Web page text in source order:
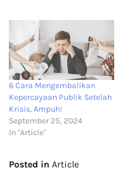
pun menjadi kurang tepat.
Nah, artikel ini akan
membahas lebih lanjut
mengenai apa saja point-
point perbedaan isu dan
krisis. Yuk, simak…
6 Cara Mengembalikan
Kepercayaan Publik Setelah
Krisis, Ampuh!
September 25, 2024
In "Article"
Posted in Article